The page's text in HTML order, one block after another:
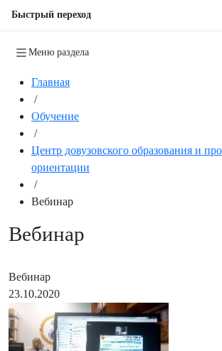
Быстрый переход
Меню раздела
Главная
/
Обучение
/
Центр довузовского образования и
ориентации
/
Вебинар
Вебинар
Вебинар
23.10.2020